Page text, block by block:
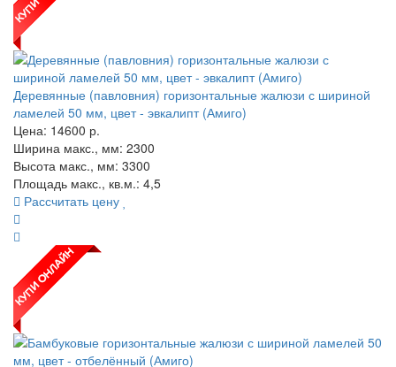
Деревянные (павловния) горизонтальные жалюзи с шириной
ламелей 50 мм, цвет - эвкалипт (Амиго)
Цена: 14600 р.
Ширина макс., мм: 2300
Высота макс., мм: 3300
Площадь макс., кв.м.: 4,5
Рассчитать цену